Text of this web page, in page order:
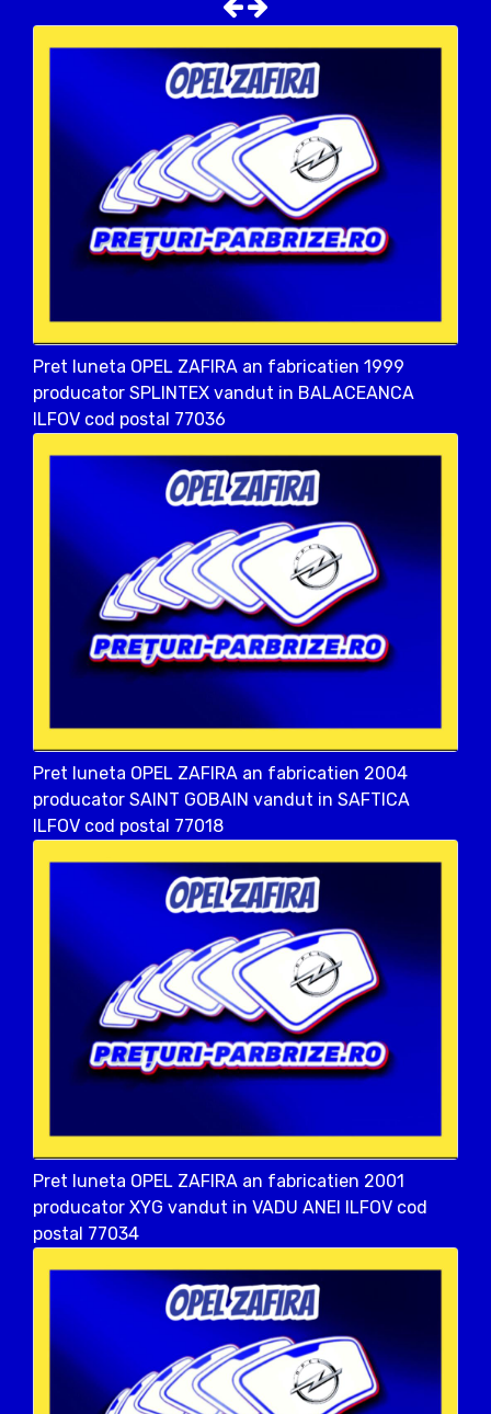
Pret luneta OPEL ZAFIRA an fabricatien 1999
producator SPLINTEX vandut in BALACEANCA
ILFOV cod postal 77036
Pret luneta OPEL ZAFIRA an fabricatien 2004
producator SAINT GOBAIN vandut in SAFTICA
ILFOV cod postal 77018
Pret luneta OPEL ZAFIRA an fabricatien 2001
producator XYG vandut in VADU ANEI ILFOV cod
postal 77034